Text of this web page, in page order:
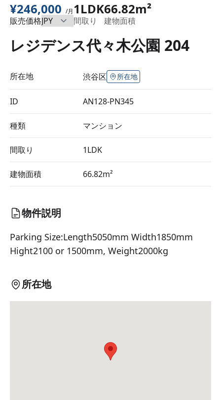
¥246,000 /月
販売価格
1LDK
間取り
66.82m²
建物面積
レジデンス代々木公園 204
所在地 渋谷区 所在地
ID AN128-PN345
種類 マンション
間取り 1LDK
建物面積 66.82m²
物件説明
Parking Size:Length5050mm Width1850mm
Hight2100 or 1500mm, Weight2000kg
所在地